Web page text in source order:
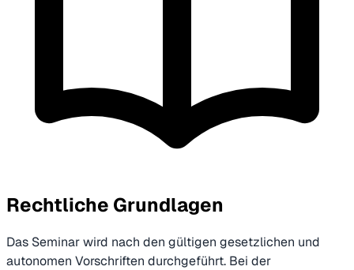
Rechtliche Grundlagen
Das Seminar wird nach den gültigen gesetzlichen und
autonomen Vorschriften durchgeführt. Bei der